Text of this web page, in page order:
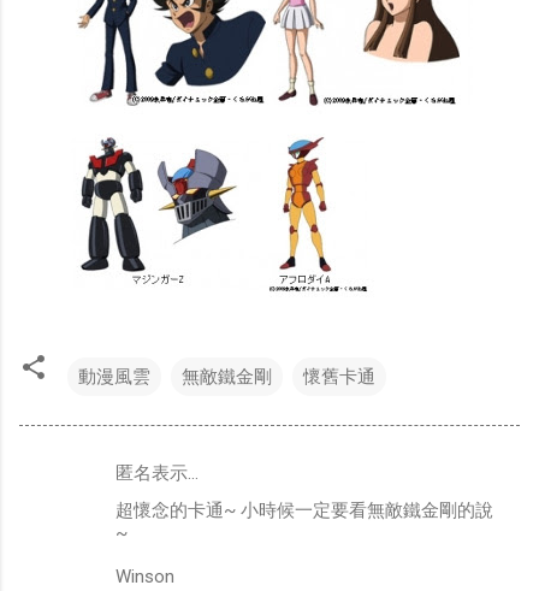
動漫風雲 無敵鐵金剛 懷舊卡通
匿名表示…
超懷念的卡通~ 小時候一定要看無敵鐵金剛的說
~
Winson